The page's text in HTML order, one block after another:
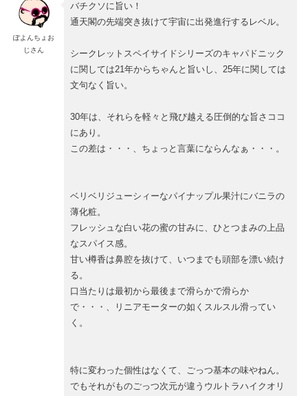
ぽよんちょお
じさん
バチクソに旨い！
通天閣の先端突き抜けて宇宙に出発進行するレベル。
シークレットスペイサイドシリーズのキャパドニック
に関しては21年からちゃんと旨いし、25年に関しては
文句なく旨い。
30年は、それらを軽々と飛び越える圧倒的な旨さココ
にあり。
この差は・・・、ちょっと言葉にならんなぁ・・・。
ベリベリジューシィーなパイナップル果汁にバニラの
薄化粧。
フレッシュな白い花の蜜の甘みに、ひとつまみの上品
なスパイス感。
甘い樽香は鼻腔を抜けて、いつまでも頭部を漂い続け
る。
口当たりは最初から最後まで滑らかで滑らか
で・・・、リニアモーターの如くスルスル滑ってい
く。
特に変わった個性はなくて、ごっつ基本の味やねん。
でもそれがものごっつ次元が違うウルトラハイクオリ